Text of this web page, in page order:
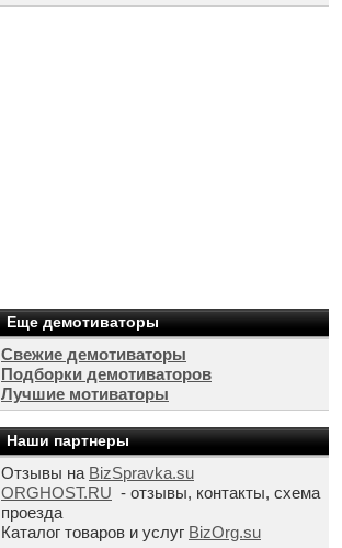
Еще демотиваторы
Свежие демотиваторы
Подборки демотиваторов
Лучшие мотиваторы
Наши партнеры
Отзывы на BizSpravka.su
ORGHOST.RU - отзывы, контакты, схема
проезда
Каталог товаров и услуг BizOrg.su